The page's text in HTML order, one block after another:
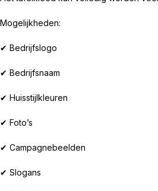
Mogelijkheden:
✔ Bedrijfslogo
✔ Bedrijfsnaam
✔ Huisstijlkleuren
✔ Foto’s
✔ Campagnebeelden
✔ Slogans